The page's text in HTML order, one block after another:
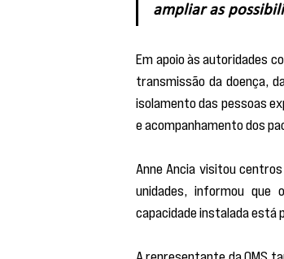
ampliar as
Em apoio às autoridades
transmissão da doença,
isolamento das pessoas
e acompanhamento dos
Anne Ancia visitou
unidades, informou que
capacidade instalada está